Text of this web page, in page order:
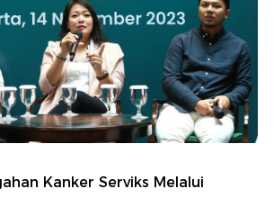
Kanker Serviks Melalui